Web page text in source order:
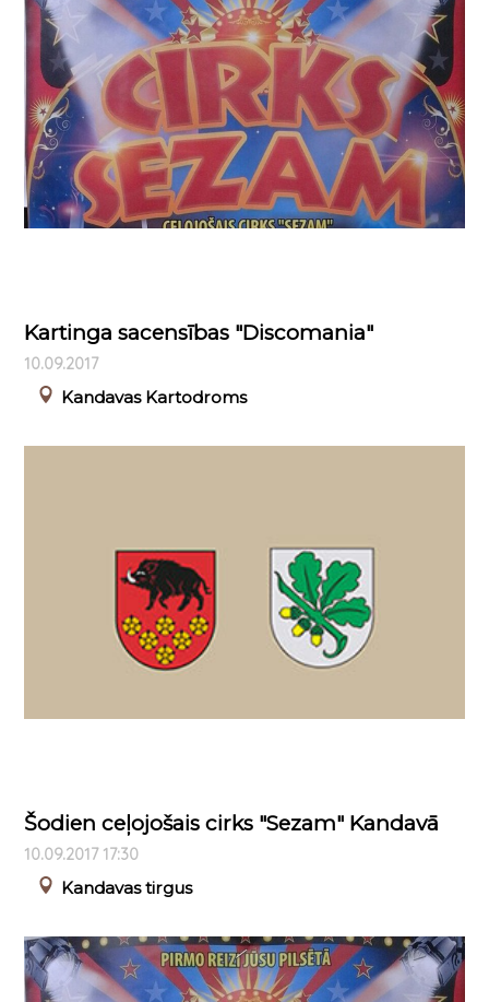
Kartinga sacensības "Discomania"
10.09.2017
Kandavas Kartodroms
Šodien ceļojošais cirks "Sezam" Kandavā
10.09.2017 17:30
Kandavas tirgus